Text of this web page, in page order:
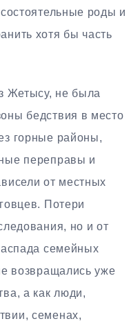
роды и
хотя бы часть
Жетысу, не была
бедствия в место
горные районы,
переправы и
от местных
Потери
но и от
семейных
возвращались уже
а как люди,
семенах,